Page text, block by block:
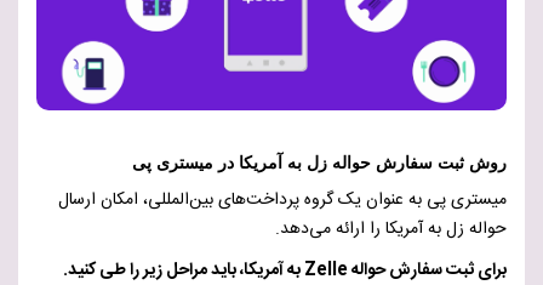
روش ثبت سفارش حواله زل به آمریکا در میستری پی
میستری پی به عنوان یک گروه پرداخت‌های بین‌المللی، امکان ارسال
حواله زل به آمریکا را ارائه می‌دهد.
برای ثبت سفارش حواله Zelle به آمریکا، باید مراحل زیر را طی کنید.